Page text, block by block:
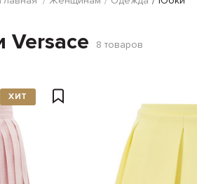
Versace 8 товаров
ХИТ